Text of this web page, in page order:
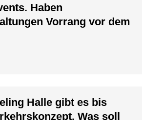
Haben
Vorrang vor dem
Halle gibt es bis
Was soll